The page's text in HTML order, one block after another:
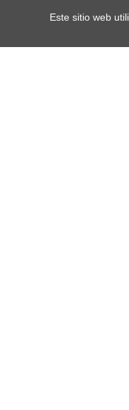
Este sitio web